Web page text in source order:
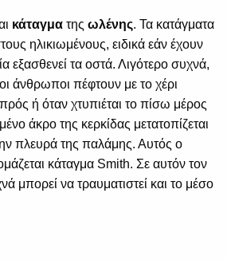
κάταγμα της ωλένης. Τα κατάγματα
ηλικιωμένους, ειδικά εάν έχουν
τα οστά. Λιγότερο συχνά,
άνθρωποι πέφτουν με το χέρι
ή όταν χτυπιέται το πίσω μέρος
άκρο της κερκίδας μετατοπίζεται
πλευρά της παλάμης. Αυτός ο
κάταγμα Smith. Σε αυτόν τον
μπορεί να τραυματιστεί και το μέσο